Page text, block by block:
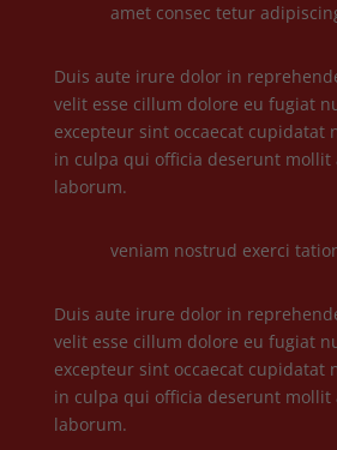
amet consec tetur
Duis aute irure dolor in
velit esse cillum dolore eu fugiat
excepteur sint occaecat cupidatat
in culpa qui officia deserunt mollit
laborum.
veniam nostrud exerci
Duis aute irure dolor in
velit esse cillum dolore eu fugiat
excepteur sint occaecat cupidatat
in culpa qui officia deserunt mollit
laborum.